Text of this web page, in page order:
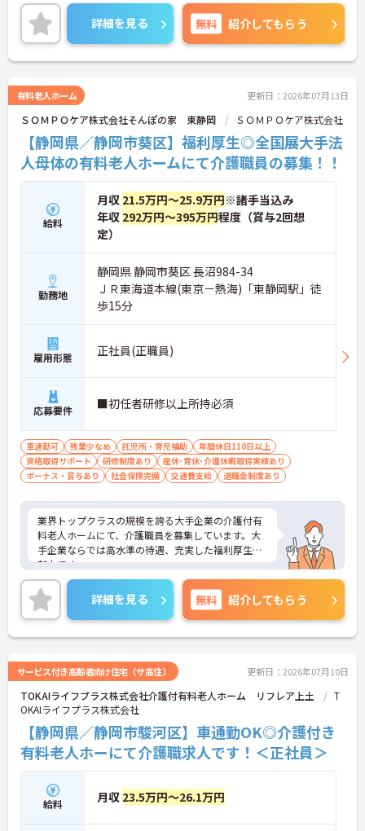
ご興味のある方には、面接対策ポイントなど、さら
に詳細をご案内しますのでお気軽にご相談くださ
い！
詳細を見る 無料 紹介してもらう
有料老人ホーム 更新日：2026年07月13日
ＳＯＭＰＯケア株式会社そんぽの家 東静岡 ＳＯＭＰＯケア株式会社
【静岡県／静岡市葵区】福利厚生◎全国展大手法
人母体の有料老人ホームにて介護職員の募集！！
給料
月収 21.5万円～25.9万円※諸手当込み
年収 292万円～395万円程度（賞与2回想
定）
勤務地
静岡県 静岡市葵区 長沼984-34
ＪＲ東海道本線(東京－熱海)「東静岡駅」徒
歩15分
雇用形態 正社員(正職員)
応募要件 ■初任者研修以上所持必須
車通勤可 残業少なめ 託児所・育児補助
年間休日110日以上
資格取得サポート
研修制度あり
産休･育休･介護休暇取得実績あり
ボーナス・賞与あり
社会保険完備 交通費支給 退職金制度あり
業界トップクラスの規模を誇る大手企業の介護付有
料老人ホームにて、介護職員を募集しています。大
手企業ならでは高水準の待遇、充実した福利厚生が
魅力です。
ご興味ある方には、面接対策ポイントなど、さらに
詳細をお話しいたしますのでお気軽にご相談くださ
い。
詳細を見る 無料 紹介してもらう
サービス付き高齢者向け住宅（サ高住） 更新日：2026年07月10日
TOKAIライフプラス株式会社介護付有料老人ホーム リフレア上土
T
OKAIライフプラス株式会社
【静岡県／静岡市駿河区】車通勤OK◎介護付き
有料老人ホーにて介護職求人です！＜正社員＞
給料 月収 23.5万円～26.1万円